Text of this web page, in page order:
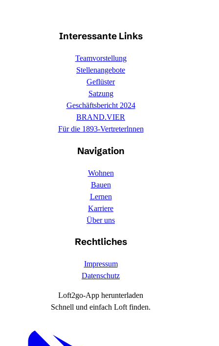
Interessante Links
Teamvorstellung
Stellenangebote
Geflüster
Satzung
Geschäftsbericht 2024
BRAND.VIER
Für die 1893-Vertreterlnnen
Navigation
Wohnen
Bauen
Lernen
Karriere
Über uns
Rechtliches
Impressum
Datenschutz
Loft2go-App herunterladen
Schnell und einfach Loft finden.